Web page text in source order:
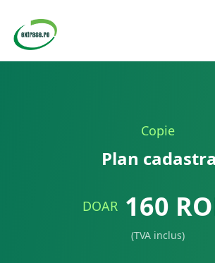
Copie
Plan
DOAR 160
(TVA inclus)